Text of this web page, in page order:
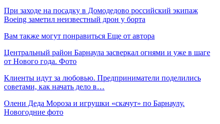
При заходе на посадку в Домодедово российский экипаж
Boeing заметил неизвестный дрон у борта
Вам также могут понравиться Еще от автора
Центральный район Барнаула засверкал огнями и уже в шаге
от Нового года. Фото
Клиенты идут за любовью. Предприниматели поделились
советами, как начать дело в…
Олени Деда Мороза и игрушки «скачут» по Барнаулу.
Новогодние фото